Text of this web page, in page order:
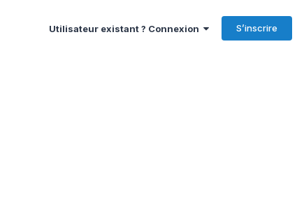
Utilisateur existant ? Connexion S’inscrire